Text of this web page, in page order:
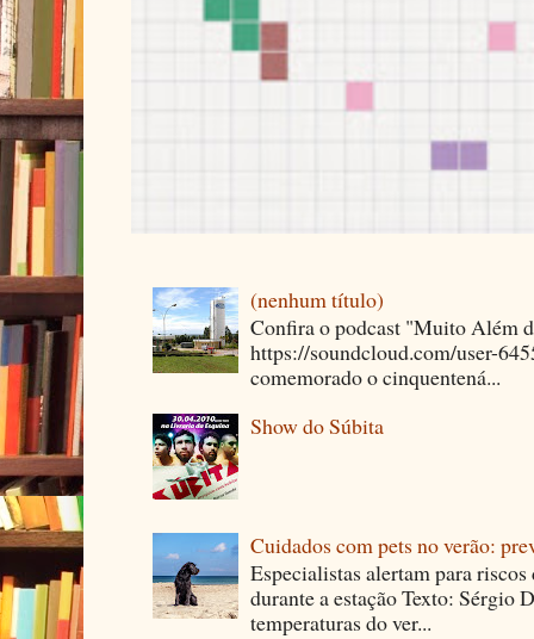
(nenhum título)
Confira o podcast "Muito Além
https://soundcloud.com/user-
comemorado o cinquentená...
Show do Súbita
Cuidados com pets no verão:
Especialistas alertam para
durante a estação Texto: Sérgio
temperaturas do ver...